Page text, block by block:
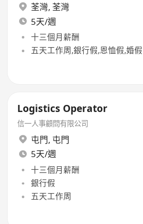
荃灣, 荃灣
5天/週
十三個月薪酬
五天工作周,銀行假,恩恤假,婚假
Logistics Operator
信一人事顧問有限公司
屯門, 屯門
5天/週
十三個月薪酬
銀行假
五天工作周